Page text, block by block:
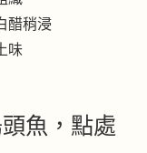
醋稍浸
味
魚，點處